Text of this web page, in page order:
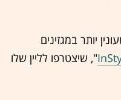
יותר במגזינים
", שיצטרפו לליין שלו